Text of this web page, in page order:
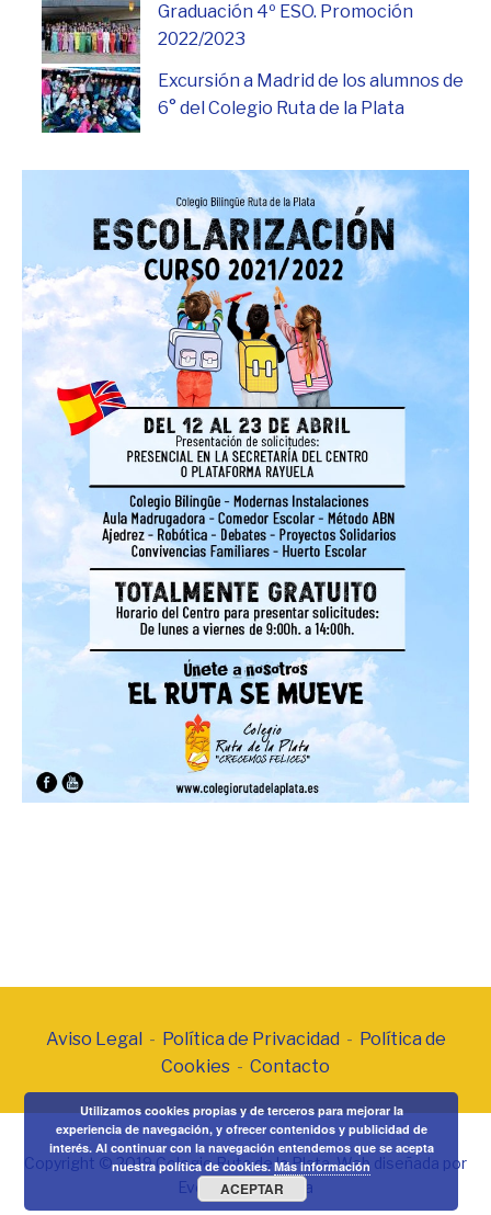
Graduación 4º ESO. Promoción
2022/2023
Excursión a Madrid de los alumnos de
6° del Colegio Ruta de la Plata
Aviso Legal - Política de Privacidad - Política de
Cookies - Contacto
Copyright © 2019 Colegio Ruta de la Plata. Web diseñada por
Eventos Posiciona
Utilizamos cookies propias y de terceros para mejorar la
experiencia de navegación, y ofrecer contenidos y publicidad de
interés. Al continuar con la navegación entendemos que se acepta
nuestra política de cookies.Más información
ACEPTAR